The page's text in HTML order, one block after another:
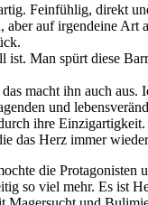
Feinfühlig, direkt
auf irgendeine Art
ist. Man spürt diese
macht ihn auch
und
ihre
das Herz immer
die Protagonisten
so viel mehr. Es ist